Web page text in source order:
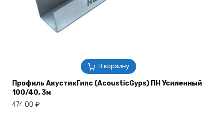
В корзину
Профиль АкустикГипс (AcousticGyps) ПН Усиленный
100/40, 3м
474,00 ₽